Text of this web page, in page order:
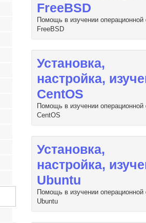
FreeBSD
Помощь в изучении операционной
FreeBSD
Установка,
настройка,
CentOS
Помощь в изучении операционной
CentOS
Установка,
настройка,
Ubuntu
Помощь в изучении операционной
Ubuntu